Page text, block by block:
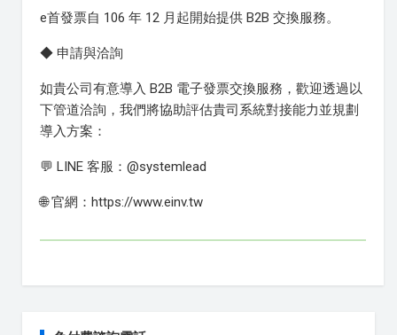
e首發票自 106 年 12 月起開始提供 B2B 交換服務。
◆ 申請與洽詢
如貴公司有意導入 B2B 電子發票交換服務，歡迎透過以
下管道洽詢，我們將協助評估貴司系統對接能力並規劃
導入方案：
💬 LINE 客服：@systemlead
🌐 官網：https://www.einv.tw